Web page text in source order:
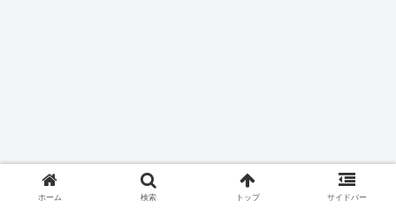
ホーム 検索 トップ サイドバー